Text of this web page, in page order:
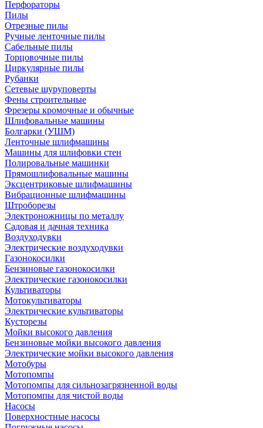
Перфораторы
Пилы
Отрезные пилы
Ручные ленточные пилы
Сабельные пилы
Торцовочные пилы
Циркулярные пилы
Рубанки
Сетевые шуруповерты
Фены строительные
Фрезеры кромочные и обычные
Шлифовальные машины
Болгарки (УШМ)
Ленточные шлифмашины
Машины для шлифовки стен
Полировальные машинки
Прямошлифовальные машины
Эксцентриковые шлифмашины
Вибрационные шлифмашины
Штроборезы
Электроножницы по металлу
Садовая и дачная техника
Воздуходувки
Электрические воздуходувки
Газонокосилки
Бензиновые газонокосилки
Электрические газонокосилки
Культиваторы
Мотокультиваторы
Электрические культиваторы
Кусторезы
Мойки высокого давления
Бензиновые мойки высокого давления
Электрические мойки высокого давления
Мотобуры
Мотопомпы
Мотопомпы для сильнозагрязненной воды
Мотопомпы для чистой воды
Насосы
Поверхностные насосы